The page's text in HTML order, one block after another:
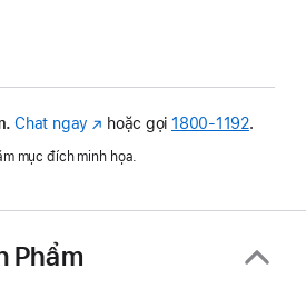
Chat ngay (Mở
cửa
mới)
hoặc gọi 1800-1192.
mục đích minh họa.
Phẩm